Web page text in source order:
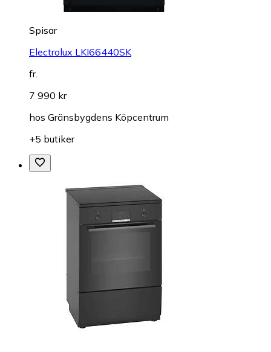
Spisar
Electrolux LKI66440SK
fr.
7 990 kr
hos Gränsbygdens Köpcentrum
+5 butiker